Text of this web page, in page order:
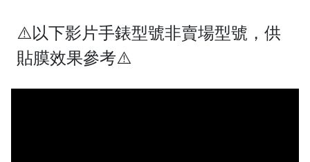
⚠️以下影片手錶型號非賣場型號，供
貼膜效果參考⚠️